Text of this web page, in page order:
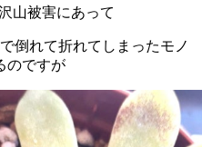
山被害にあって
倒れて折れてしまったモノ
のですが